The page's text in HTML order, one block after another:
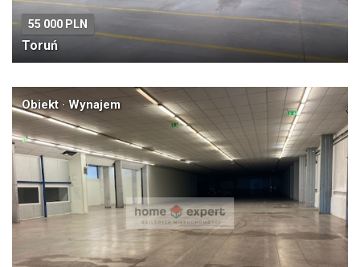
55 000 PLN
Toruń
Obiekt · Wynajem